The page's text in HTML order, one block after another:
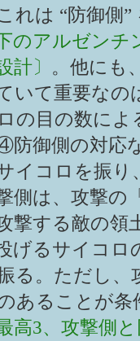
れは “防御側
のアルゼンチ
計〕 。他にも
いて重要な
の目の数に
防御側の対応
イコロを振り
側は、攻撃の
撃する敵の領
げるサイコロ
る。ただし、
あることが条
最高3、攻撃側